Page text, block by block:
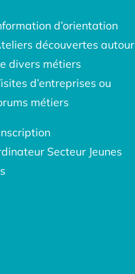
d’orientation
découvertes autour
divers métiers
d’entreprises ou
métiers
Secteur Jeunes